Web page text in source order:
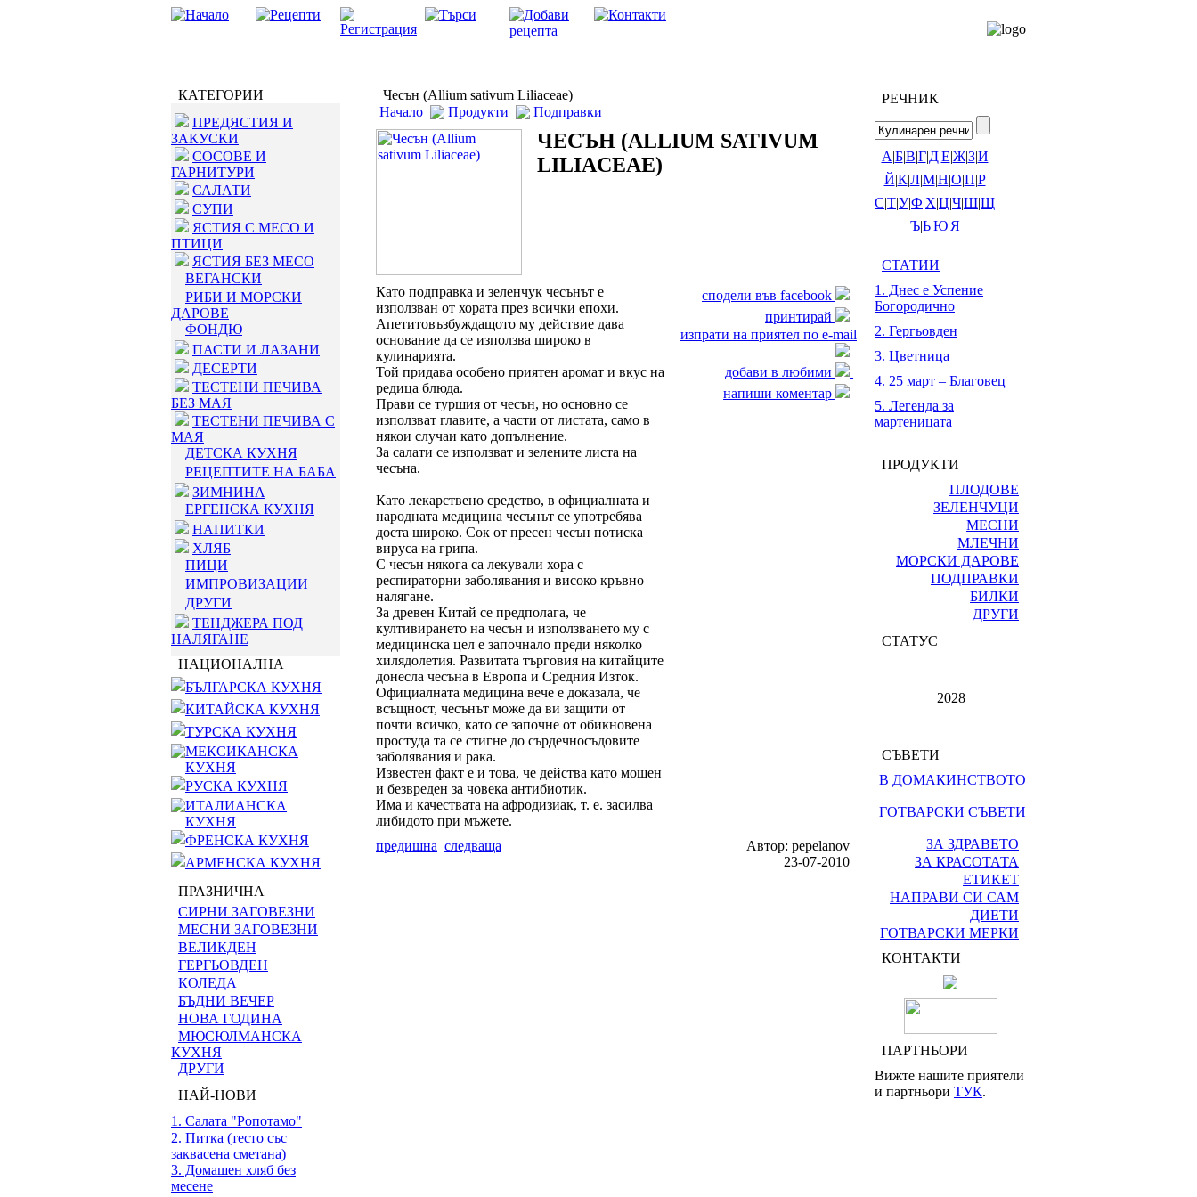
КАТЕГОРИИ
ПРЕДЯСТИЯ И
ЗАКУСКИ
СОСОВЕ И
ГАРНИТУРИ
САЛАТИ
СУПИ
ЯСТИЯ С МЕСО И
ПТИЦИ
ЯСТИЯ БЕЗ МЕСО
ВЕГАНСКИ
РИБИ И МОРСКИ
ДАРОВЕ
ФОНДЮ
ПАСТИ И ЛАЗАНИ
ДЕСЕРТИ
ТЕСТЕНИ ПЕЧИВА
БЕЗ МАЯ
ТЕСТЕНИ ПЕЧИВА С
МАЯ
ДЕТСКА КУХНЯ
РЕЦЕПТИТЕ НА БАБА
ЗИМНИНА
ЕРГЕНСКА КУХНЯ
НАПИТКИ
ХЛЯБ
ПИЦИ
ИМПРОВИЗАЦИИ
ДРУГИ
ТЕНДЖЕРА ПОД
НАЛЯГАНЕ
НАЦИОНАЛНА
БЪЛГАРСКА КУХНЯ
КИТАЙСКА КУХНЯ
ТУРСКА КУХНЯ
МЕКСИКАНСКА
КУХНЯ
РУСКА КУХНЯ
ИТАЛИАНСКА
КУХНЯ
ФРЕНСКА КУХНЯ
АРМЕНСКА КУХНЯ
ПРАЗНИЧНА
СИРНИ ЗАГОВЕЗНИ
МЕСНИ ЗАГОВЕЗНИ
ВЕЛИКДЕН
ГЕРГЬОВДЕН
КОЛЕДА
БЪДНИ ВЕЧЕР
НОВА ГОДИНА
МЮСЮЛМАНСКА
КУХНЯ
ДРУГИ
НАЙ-НОВИ
1. Салата "Ропотамо"
2. Питка (тесто със
заквасена сметана)
3. Домашен хляб без
месене
Чесън (Allium sativum Liliaceae)
Начало
Продукти Подправки
ЧЕСЪН (ALLIUM SATIVUM
LILIACEAE)
Като подправка и зеленчук чесънът е
използван от хората през всички епохи.
Апетитовъзбуждащото му действие дава
основание да се използва широко в
кулинарията.
Той придава особено приятен аромат и вкус на
редица блюда.
Прави се туршия от чесън, но основно се
използват главите, а части от листата, само в
някои случаи като допълнение.
За салати се използват и зелените листа на
чесъна.
Като лекарствено средство, в официалната и
народната медицина чесънът се употребява
доста широко. Сок от пресен чесън потиска
вируса на грипа.
С чесън някога са лекували хора с
респираторни заболявания и високо кръвно
налягане.
За древен Китай се предполага, че
култивирането на чесън и използването му с
медицинска цел е започнало преди няколко
хилядолетия. Развитата търговия на китайците
донесла чесъна в Европа и Средния Изток.
Официалната медицина вече е доказала, че
всъщност, чесънът може да ви защити от
почти всичко, като се започне от обикновена
простуда та се стигне до сърдечносъдовите
заболявания и рака.
Известен факт е и това, че действа като мощен
и безвреден за човека антибиотик.
Има и качествата на афродизиак, т. е. засилва
либидото при мъжете.
сподели във facebook
принтирай
изпрати на приятел по e-mail
добави в любими
напиши коментар
предишна следваща
Автор: pepelanov
23-07-2010
РЕЧНИК
А|Б|В|Г|Д|Е|Ж|З|И
Й|К|Л|М|Н|О|П|Р
С|Т|У|Ф|Х|Ц|Ч|Ш|Щ
Ъ|Ь|Ю|Я
СТАТИИ
1. Днес е Успение
Богородично
2. Гергьовден
3. Цветница
4. 25 март – Благовец
5. Легенда за
мартеницата
ПРОДУКТИ
ПЛОДОВЕ
ЗЕЛЕНЧУЦИ
МЕСНИ
МЛЕЧНИ
МОРСКИ ДАРОВЕ
ПОДПРАВКИ
БИЛКИ
ДРУГИ
СТАТУС
2028
СЪВЕТИ
В ДОМАКИНСТВОТО
ГОТВАРСКИ СЪВЕТИ
ЗА ЗДРАВЕТО
ЗА КРАСОТАТА
ЕТИКЕТ
НАПРАВИ СИ САМ
ДИЕТИ
ГОТВАРСКИ МЕРКИ
КОНТАКТИ
ПАРТНЬОРИ
Вижте нашите приятели
и партньори ТУК.